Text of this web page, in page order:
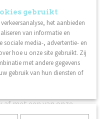
UV-lamp
acryl, gel of
met de nagelborstel.
dunne laag Gelpolish
af met een van onze
of High Shine.
gebruikt
het aanbieden
van informatie en
sociale media-, advertentie- en
hoe u onze site gebruikt. Zij
met andere gegevens
gebruik van hun diensten of